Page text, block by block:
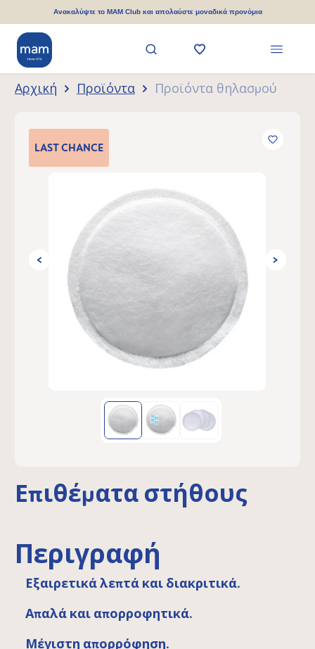
περιεχόμενο
Ανακαλύψτε το MAM Club και απολαύστε μοναδικά προνόμια
Αρχική Προϊόντα Προϊόντα θηλασμού
LASTCHANCE
Επιθέματα στήθους
Περιγραφή
Εξαιρετικά λεπτά και διακριτικά.
Απαλά και απορροφητικά.
Μέγιστη απορρόφηση.